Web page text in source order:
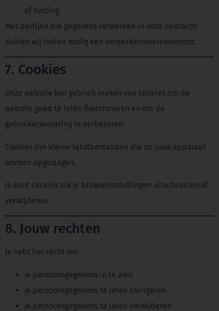
of hosting
Met partijen die gegevens verwerken in onze opdracht
sluiten wij indien nodig een verwerkersovereenkomst.
7. Cookies
Onze website kan gebruik maken van cookies om de
website goed te laten functioneren en om de
gebruikerservaring te verbeteren.
Cookies zijn kleine tekstbestanden die op jouw apparaat
worden opgeslagen.
Je kunt cookies via je browserinstellingen uitschakelen of
verwijderen.
8. Jouw rechten
Je hebt het recht om:
je persoonsgegevens in te zien
je persoonsgegevens te laten corrigeren
je persoonsgegevens te laten verwijderen